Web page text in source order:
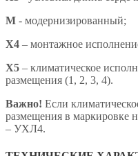
М - модернизированный;
Х4 – монтажное
X5 – климатическое
размещения (1, 2, 3, 4).
Важно! Если
размещения в маркировке
– УХЛ4.